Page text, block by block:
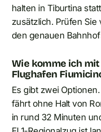
halten in Tiburtina
zusätzlich. Prüfen
den genauen
Wie komme ich mit
Flughafen
Es gibt zwei
fährt ohne Halt von
in rund 32 Minuten